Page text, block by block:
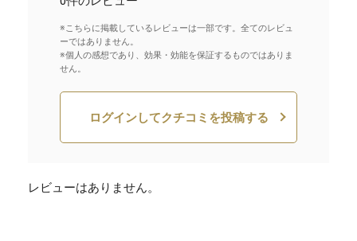
※こちらに掲載しているレビューは一部です。全てのレビュ
ーではありません。
※個人の感想であり、効果・効能を保証するものではありま
せん。
ログインしてクチコミを投稿する
レビューはありません。